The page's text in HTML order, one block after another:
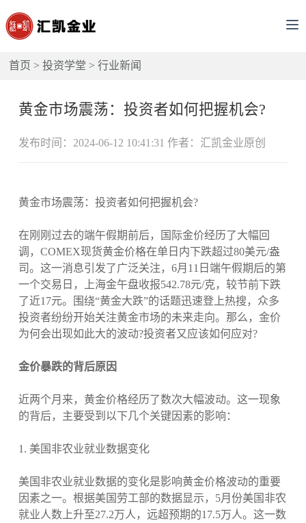
首页 >投资学堂 >行业新闻
黄金市场震荡：投资者如何把握机会?
发布时间：2024-06-12 10:41:31 作者：汇凯金业原创
黄金市场震荡：投资者如何把握机会?
在刚刚过去的端午假期前后，国际金价经历了大幅回
调，COMEX现货黄金价格在单日内下跌超过80美元/盎
司。这一消息引发了广泛关注，6月11日端午假期后的第
一个交易日，上海金午盘收报542.78元/克，较节前下跌
了近17元。围绕“黄金大跌”的话题迅速登上热搜，众多
投资者纷纷开始关注黄金市场的未来走向。那么，金价
为何会出现如此大的波动?投资者又应该如何应对?
金价暴跌的背后原因
近两个月来，黄金价格经历了数次大幅波动。这一现象
的背后，主要受到以下几个关键因素的影响：
1. 美国非农业就业数据变化
美国非农业就业数据的变化是影响黄金价格波动的重要
因素之一。根据美国劳工部的数据显示，5月份美国非农
就业人数上升至27.2万人，远超预期的17.5万人。这一数